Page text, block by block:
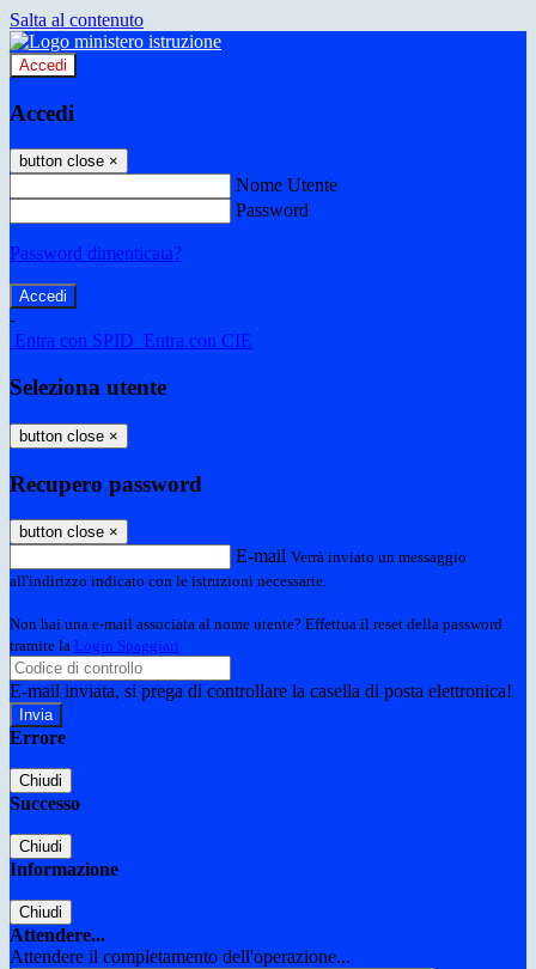
Salta al contenuto
Accedi
Accedi
button close ×
Nome Utente
Password
Password dimenticata?
-
Entra con SPID Entra con CIE
Seleziona utente
button close ×
Recupero password
button close ×
E-mail Verrà inviato un messaggio
all'indirizzo indicato con le istruzioni necessarie.
Non hai una e-mail associata al nome utente? Effettua il reset della password
tramite la Login Spaggiari
E-mail inviata, si prega di controllare la casella di posta elettronica!
Errore
Chiudi
Successo
Chiudi
Informazione
Chiudi
Attendere...
Attendere il completamento dell'operazione...